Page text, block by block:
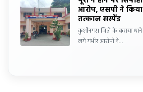
आरोप, एसपी ने किया
तत्काल सस्पेंड
कुशीनगर। जिले के कसया थाने
लगे गंभीर आरोपों ने…